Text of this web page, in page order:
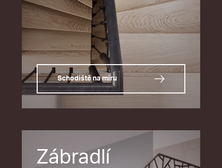
Schodiště na míru
Zábradlí